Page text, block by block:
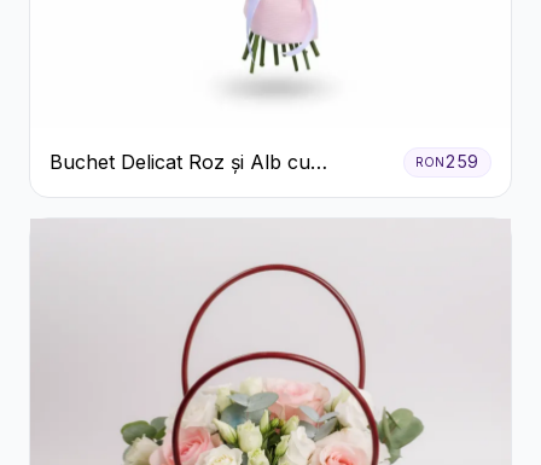
Buchet Delicat Roz și Alb cu
Trandafiri și Lisianthus
RON259